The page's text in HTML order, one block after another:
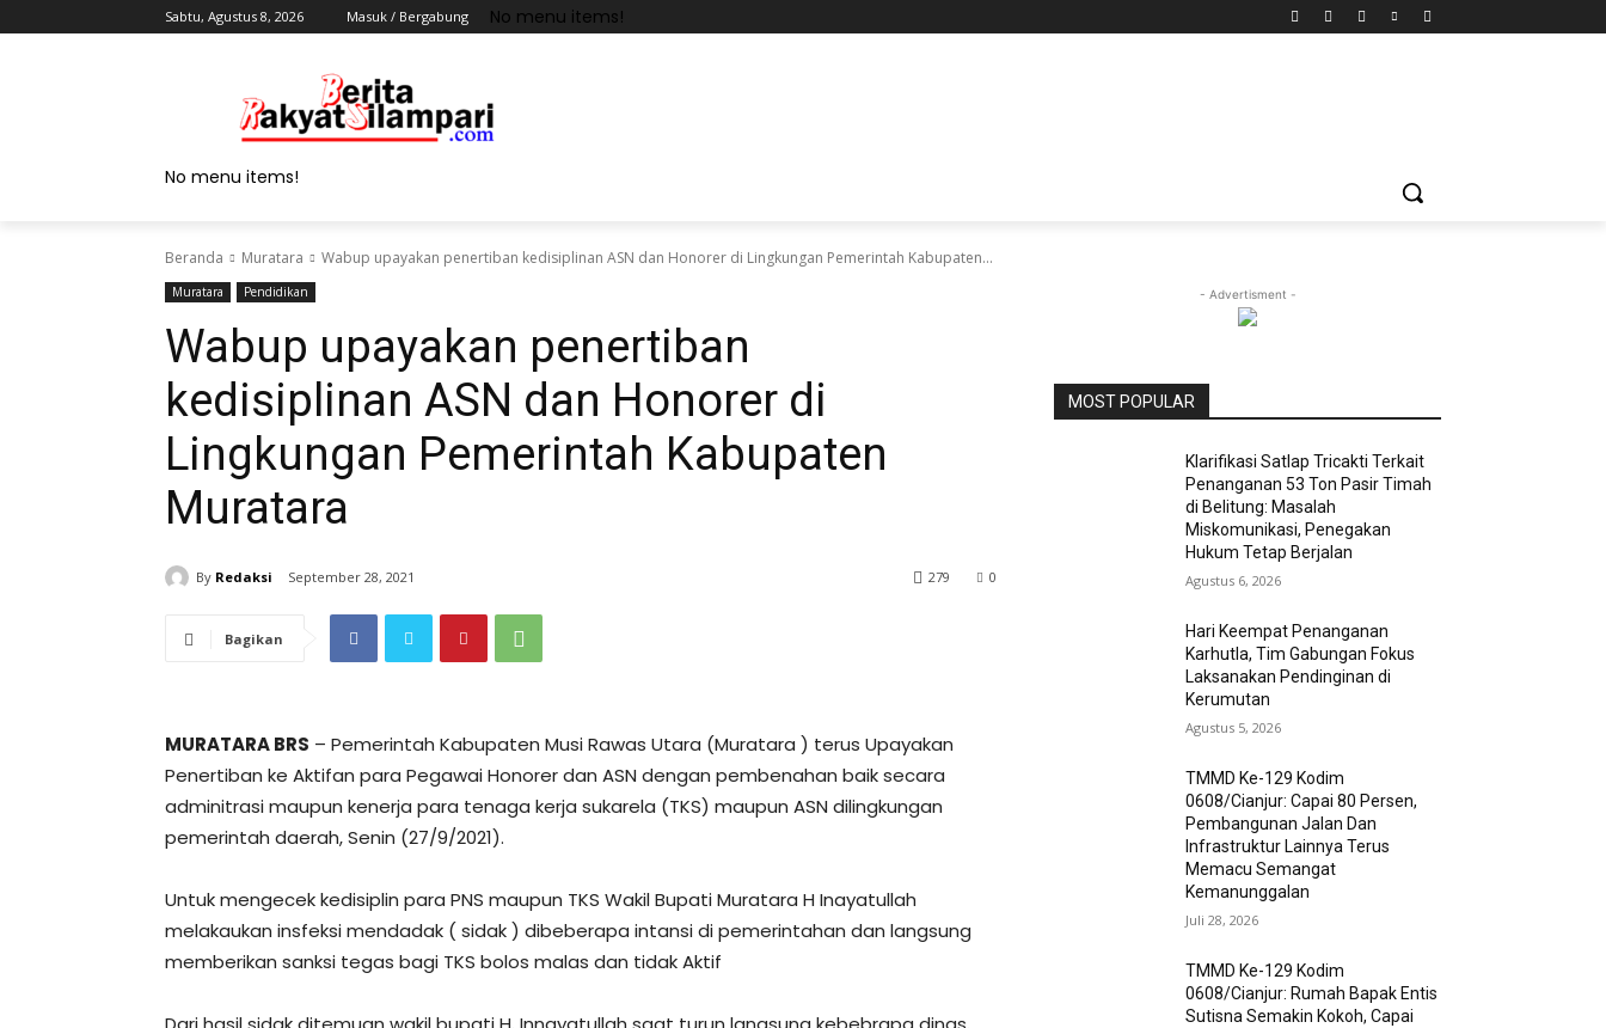
Sabtu, Agustus 8, 2026 Masuk / Bergabung No menu items!
No menu items!
Beranda Muratara Wabup upayakan penertiban kedisiplinan ASN dan Honorer di Lingkungan Pemerintah Kabupaten...
Muratara Pendidikan
Wabup upayakan penertiban
kedisiplinan ASN dan Honorer di
Lingkungan Pemerintah Kabupaten
Muratara
By Redaksi September 28, 2021 0
279
Bagikan
MURATARA BRS – Pemerintah Kabupaten Musi Rawas Utara (Muratara ) terus Upayakan
Penertiban ke Aktifan para Pegawai Honorer dan ASN dengan pembenahan baik secara
adminitrasi maupun kenerja para tenaga kerja sukarela (TKS) maupun ASN dilingkungan
pemerintah daerah, Senin (27/9/2021).
Untuk mengecek kedisiplin para PNS maupun TKS Wakil Bupati Muratara H Inayatullah
melakaukan insfeksi mendadak ( sidak ) dibeberapa intansi di pemerintahan dan langsung
memberikan sanksi tegas bagi TKS bolos malas dan tidak Aktif
- Advertisment -
MOST POPULAR
Klarifikasi Satlap Tricakti Terkait
Penanganan 53 Ton Pasir Timah
di Belitung: Masalah
Miskomunikasi, Penegakan
Hukum Tetap Berjalan
Agustus 6, 2026
Hari Keempat Penanganan
Karhutla, Tim Gabungan Fokus
Laksanakan Pendinginan di
Kerumutan
Agustus 5, 2026
TMMD Ke-129 Kodim
0608/Cianjur: Capai 80 Persen,
Pembangunan Jalan Dan
Infrastruktur Lainnya Terus
Memacu Semangat
Kemanunggalan
Juli 28, 2026
TMMD Ke-129 Kodim
0608/Cianjur: Rumah Bapak Entis
Sutisna Semakin Kokoh, Capai